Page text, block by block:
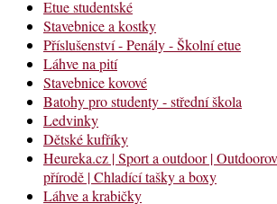
Etue studentské
Stavebnice a kostky
Příslušenství - Penály - Školní etue
Láhve na pití
Stavebnice kovové
Batohy pro studenty - střední škola
Ledvinky
Dětské kufříky
Heureka.cz | Sport a outdoor |
přírodě | Chladící tašky a boxy
Láhve a krabičky